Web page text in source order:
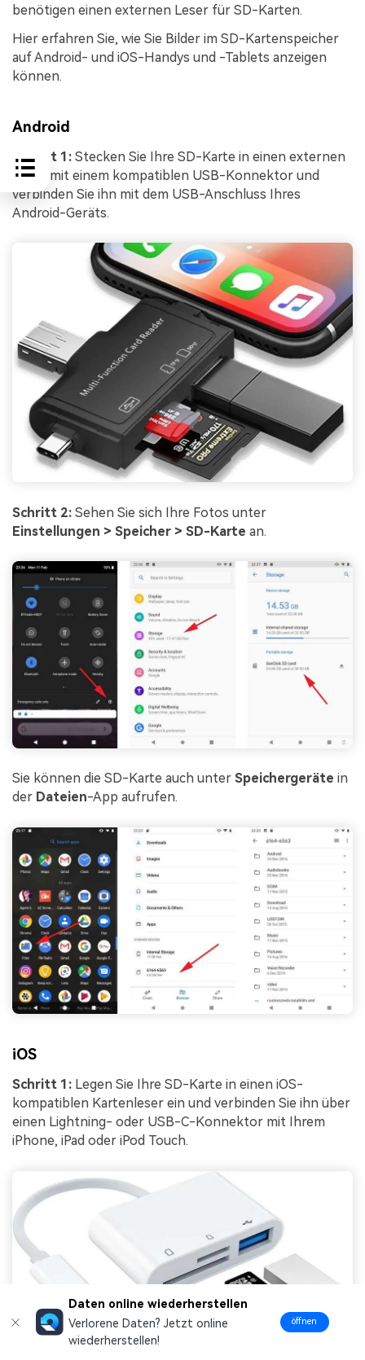
benötigen einen externen Leser für SD-Karten.
Hier erfahren Sie, wie Sie Bilder im SD-Kartenspeicher
auf Android- und iOS-Handys und -Tablets anzeigen
können.
Android
Schritt 1: Stecken Sie Ihre SD-Karte in einen externen
Leser mit einem kompatiblen USB-Konnektor und
verbinden Sie ihn mit dem USB-Anschluss Ihres
Android-Geräts.
Schritt 2: Sehen Sie sich Ihre Fotos unter
Einstellungen > Speicher > SD-Karte an.
Sie können die SD-Karte auch unter Speichergeräte in
der Dateien-App aufrufen.
iOS
Schritt 1: Legen Sie Ihre SD-Karte in einen iOS-
kompatiblen Kartenleser ein und verbinden Sie ihn über
einen Lightning- oder USB-C-Konnektor mit Ihrem
iPhone, iPad oder iPod Touch.
Daten online wiederherstellen
Verlorene Daten? Jetzt online
wiederherstellen!
öffnen